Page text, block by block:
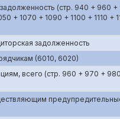
(стр. 940 + 960
+ 1070 + 1090 + 1100 + 1110 +
задолженность
(6010, 6020)
всего (стр. 960 + 970 +